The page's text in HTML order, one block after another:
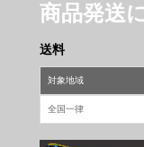
商品発送
送料
対象地域
全国一律